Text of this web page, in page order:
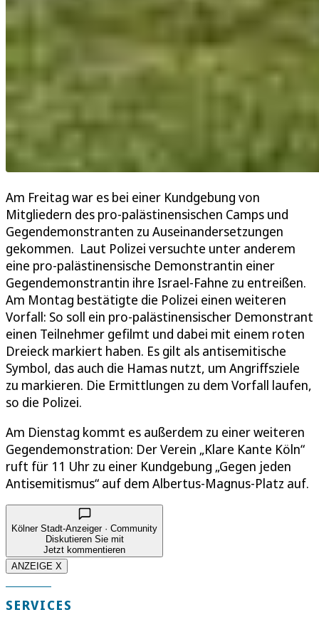
Am Freitag war es bei einer Kundgebung von
Mitgliedern des pro-palästinensischen Camps und
Gegendemonstranten zu Auseinandersetzungen
gekommen. Laut Polizei versuchte unter anderem
eine pro-palästinensische Demonstrantin einer
Gegendemonstrantin ihre Israel-Fahne zu entreißen.
Am Montag bestätigte die Polizei einen weiteren
Vorfall: So soll ein pro-palästinensischer Demonstrant
einen Teilnehmer gefilmt und dabei mit einem roten
Dreieck markiert haben. Es gilt als antisemitische
Symbol, das auch die Hamas nutzt, um Angriffsziele
zu markieren. Die Ermittlungen zu dem Vorfall laufen,
so die Polizei.
Am Dienstag kommt es außerdem zu einer weiteren
Gegendemonstration: Der Verein „Klare Kante Köln“
ruft für 11 Uhr zu einer Kundgebung „Gegen jeden
Antisemitismus“ auf dem Albertus-Magnus-Platz auf.
Kölner Stadt-Anzeiger · Community
Diskutieren Sie mit
Jetzt kommentieren
ANZEIGE X
SERVICES